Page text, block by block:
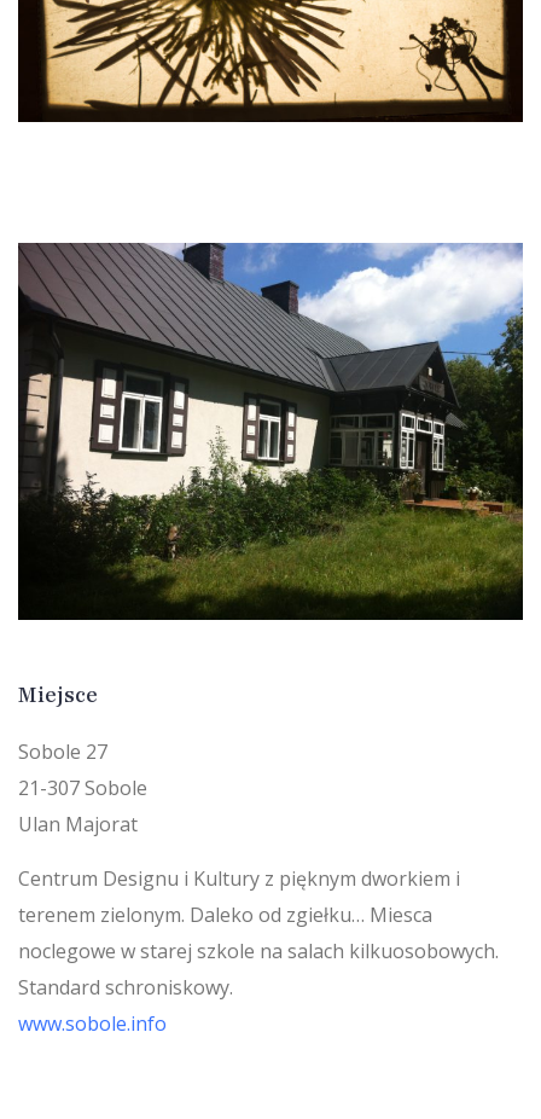
Miejsce
Sobole 27
21-307 Sobole
Ulan Majorat
Centrum Designu i Kultury z pięknym dworkiem i
terenem zielonym. Daleko od zgiełku… Miesca
noclegowe w starej szkole na salach kilkuosobowych.
Standard schroniskowy.
www.sobole.info